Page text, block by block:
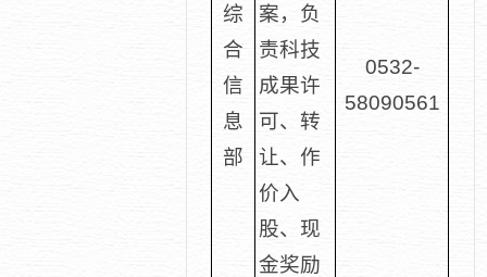
综
合
信
息
部
案，负
责科技
成果许
可、转
让、作
价入
股、现
金奖励
0532-
58090561